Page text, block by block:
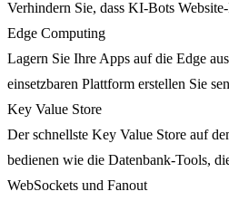
Verhindern Sie, dass KI-Bots
Edge Computing
Lagern Sie Ihre Apps auf die Edge
einsetzbaren Plattform erstellen Sie
Key Value Store
Der schnellste Key Value Store auf
bedienen wie die Datenbank-Tools,
WebSockets und Fanout